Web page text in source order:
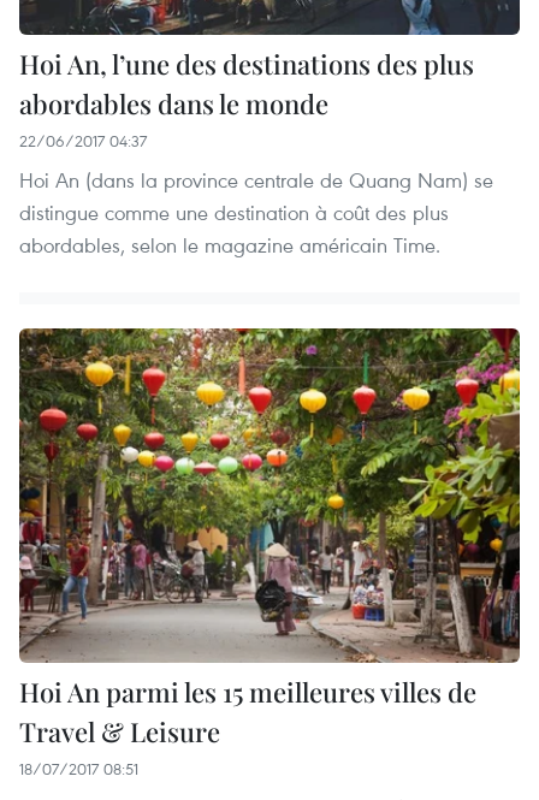
Hoi An, l’une des destinations des plus
abordables dans le monde
22/06/2017 04:37
Hoi An (dans la province centrale de Quang Nam) se
distingue comme une destination à coût des plus
abordables, selon le magazine américain Time.
Hoi An parmi les 15 meilleures villes de
Travel & Leisure
18/07/2017 08:51